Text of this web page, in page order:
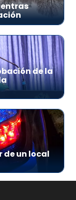
de la
un local